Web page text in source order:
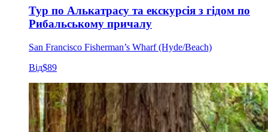
Тур по Алькатрасу та екскурсія з гідом по
Рибальському причалу
San Francisco Fisherman’s Wharf (Hyde/Beach)
Від$89